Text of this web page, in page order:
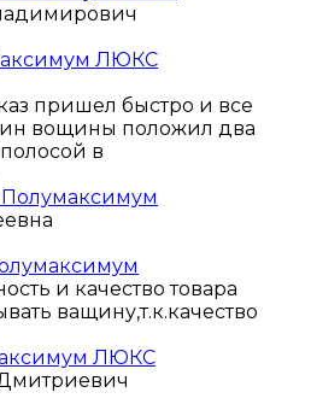
ЛЮКС
пришел быстро и все
вощины положил два
в
и качество товара
ващину,т.к.качество